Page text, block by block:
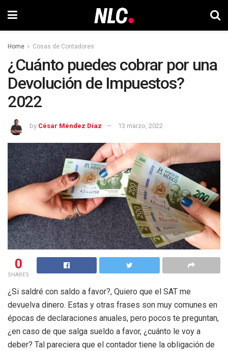
Home Cosas de Contadores
¿Cuánto puedes cobrar por una
Devolución de Impuestos?
2022
by César Méndez Díaz 13 marzo, 2022
0
SHARES
¿Si saldré con saldo a favor?, Quiero que el SAT me
devuelva dinero. Estas y otras frases son muy comunes en
épocas de declaraciones anuales, pero pocos te preguntan,
¿en caso de que salga sueldo a favor, ¿cuánto le voy a
deber? Tal pareciera que el contador tiene la obligación de